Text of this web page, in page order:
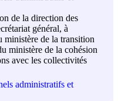
de la direction des
général, à
ministère de la transition
ministère de la cohésion
avec les collectivités
administratifs et